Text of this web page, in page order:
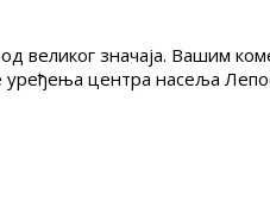
великог значаја. Вашим
уређења центра насеља